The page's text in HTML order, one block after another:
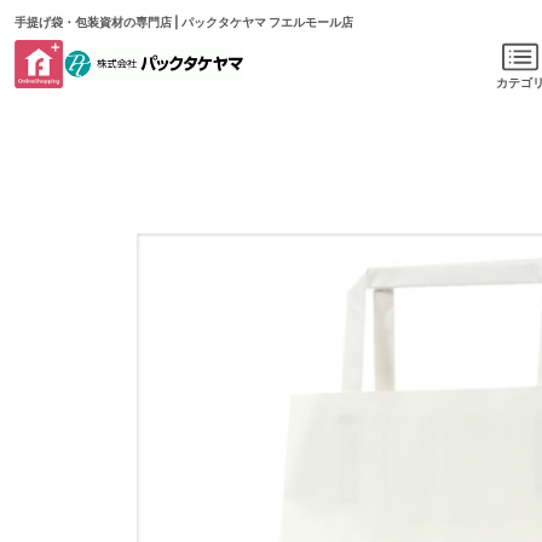
手提げ袋・包装資材の専門店 | パックタケヤマ フエルモール店
カテゴ